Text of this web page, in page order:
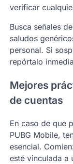
verificar
Busca señales
saludos
personal. Si
repórtalo
Mejores
de cuentas
En caso de que
PUBG Mobile,
esencial.
esté vinculada a